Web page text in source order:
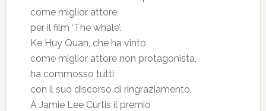
come miglior attore
per il film ‘The whale’.
Ke Huy Quan, che ha vinto
come miglior attore non protagonista,
ha commosso tutti
con il suo discorso di ringraziamento.
A Jamie Lee Curtis il premio